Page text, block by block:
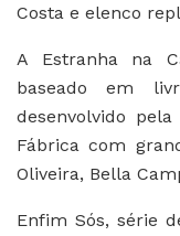
Costa e elenco
A Estranha na
baseado em
desenvolvido
Fábrica com
Oliveira, Bella
Enfim Sós, série